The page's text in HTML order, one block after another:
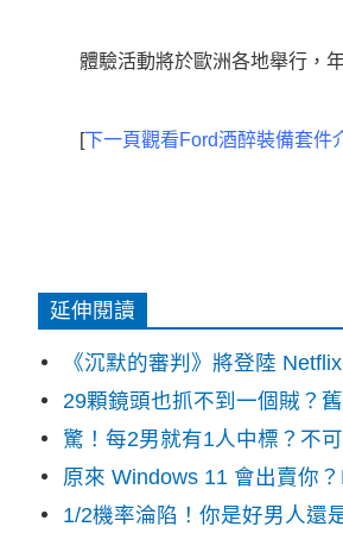
體驗活動將於歐洲各地舉行，
[下一頁觀看Ford酒醉裝備套件
延伸閱讀
《沉默的審判》將登陸
29顆鏡頭也抓不到一個賊？
驚！每2男就有1人中標？不
原來 Windows 11 會出賣你
1/2機率淪陷！你是好男人還